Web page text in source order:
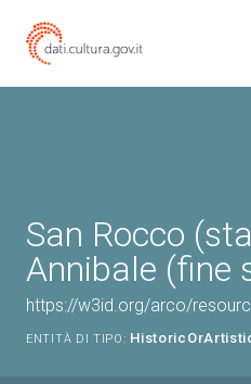
San Rocco
Annibale (fine
https://w3id.org/arco/
ENTITÀ DI TIPO: